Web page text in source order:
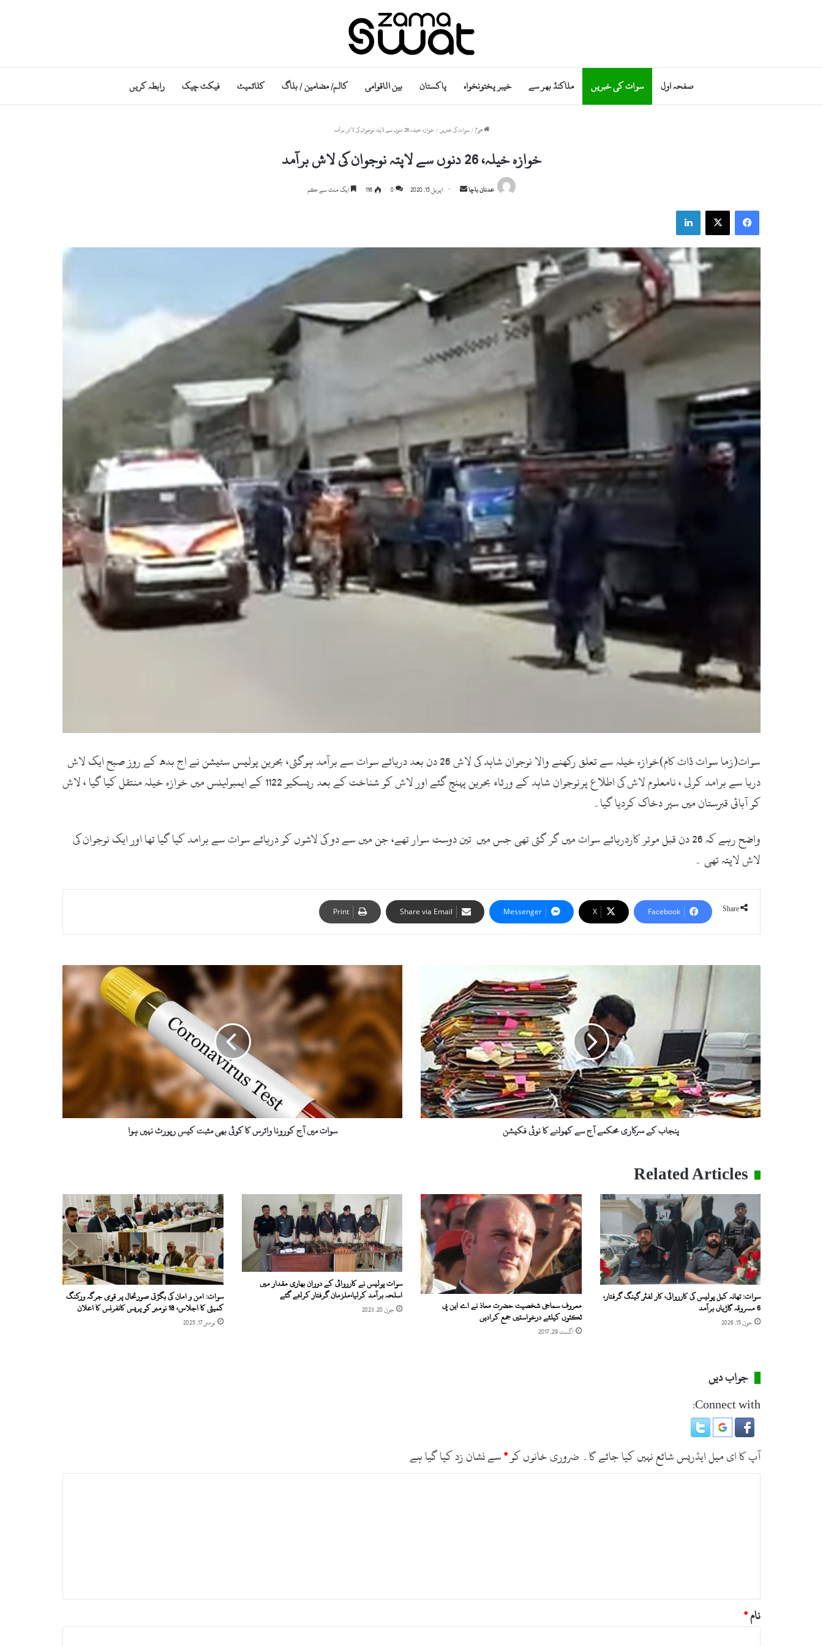
صفحہ اول سوات کی خبریں ملاکنڈ بھر سے خیبر پختونخواہ پاکستان بین الاقوامی کالم/ مضامین / بلاگ کلائمیٹ فیکٹ چیک رابطہ کریں
ھوم/سوات کی خبریں/خوازہ خیلہ، 26 دنوں سے لاپتہ نوجوان کی لاش برآمد
خوازہ خیلہ، 26 دنوں سے لاپتہ نوجوان کی لاش برآمد
عدنان باچا
Send اپریل 15, 2020 0
116 ایک منٹ سے کم
Facebook
X
LinkedIn
سوات(زما سوات ڈاٹ کام)خوازہ خیلہ سے تعلق رکھنے والا نوجوان شاہد کی لاش 26 دن بعد دریائے سوات سے برآمد ہوگئی، بحرین پولیس سٹیشن نے اج بدھ کے روز صبح ایک لاش
دریا سے برامد کرلی ، نامعلوم لاش کی اطلاع پرنوجوان شاہد کے ورثاء بحرین پہنچ گئے اور لاش کو شناخت کے بعد ریسکیو 1122 کے ایمبولینس میں خوازہ خیلہ منتقل کیا گیا ، لاش
کو آبائی قبرستان میں سپر دخاک کردیا گیا۔
واضح رہے کہ 26 دن قبل موٹر کاردریائے سوات میں گر گئی تھی جس میں تین دوست سوار تھے، جن میں سے دو کی لاشوں کو دریائے سوات سے برامد کیا گیا تھا اور ایک نوجوان کی
لاش لاپتہ تھی ۔
Share
Facebook
X
Messenger
Share via Email
Print
پنجاب
سے
کھولنے
کا
نوٹی
فکیشن
پنجاب کے سرکاری محکمے آج سے کھولنے کا نوٹی فکیشن
سوات
میں
آج
وائرس
کا
کوئی
بھی
مثبت
کیس
رپورٹ
ہوا سوات میں آج کورونا وائرس کا کوئی بھی مثبت کیس رپورٹ نہیں ہوا
Related Articles
سوات: تھانہ کبل پولیس کی کارروائی، کار لفٹر گینگ گرفتار،
6 مسروقہ گاڑیاں برآمد
جون 15, 2026
معروف سماجی شخصیت حضرت معاذ نے اے این پی
ٹکٹوں کیلئے درخواستیں جمع کرادیں
اگست 29, 2017
سوات پولیس نے کارروائی کے دوران بھاری مقدار میں
اسلحہ برآمد کرلیا،ملزمان گرفتار کرلئے گئے
جون 20, 2023
سوات: امن و امان کی بگڑتی صورتحال پر قومی جرگہ ورکنگ
کمیٹی کا اجلاس، 18 نومبر کو پریس کانفرنس کا اعلان
نومبر 17, 2025
جواب دیں
Connect with:
آپ کا ای میل ایڈریس شائع نہیں کیا جائے گا۔ ضروری خانوں کو*سے نشان زد کیا گیا ہے
نام*